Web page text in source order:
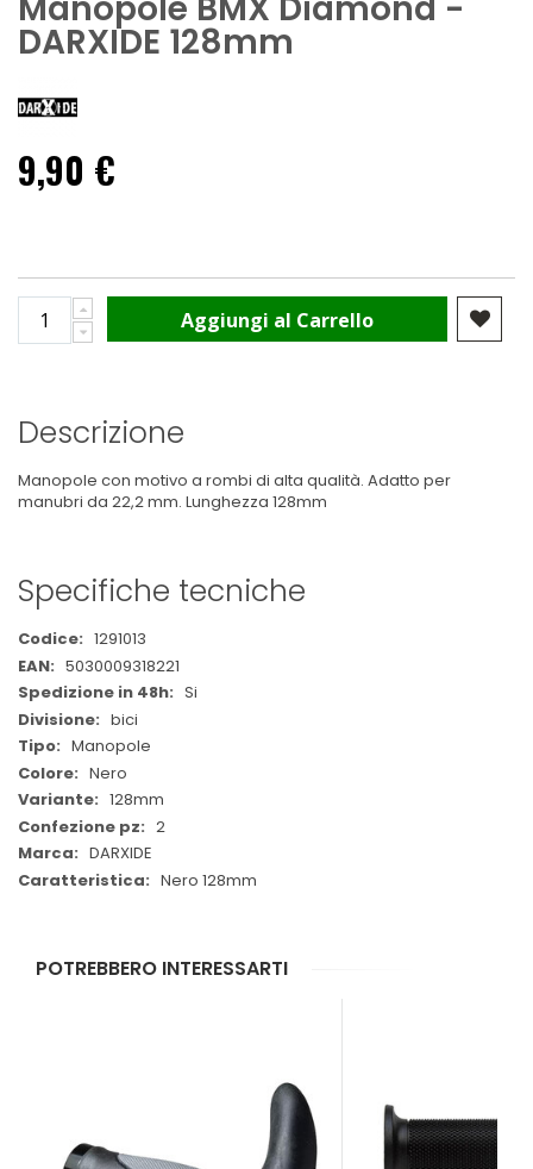
DARXIDE 128mm
9,90 €
Aggiungi al Carrello
Descrizione
Manopole con motivo a rombi di alta qualità. Adatto per
manubri da 22,2 mm. Lunghezza 128mm
Specifiche tecniche
Maggiori
Informazioni
1291013
5030009318221
Si
bici
Manopole
Nero
128mm
2
DARXIDE
Nero 128mm
POTREBBERO INTERESSARTI